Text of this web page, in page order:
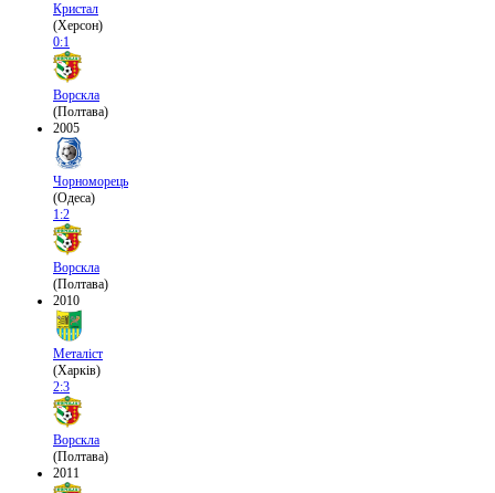
Кристал
(Херсон)
0:1
Ворскла
(Полтава)
2005
Чорноморець
(Одеса)
1:2
Ворскла
(Полтава)
2010
Металіст
(Харків)
2:3
Ворскла
(Полтава)
2011